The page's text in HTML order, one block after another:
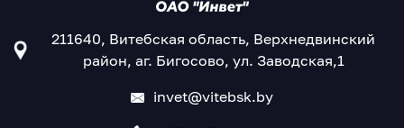
211640, Витебская область, Верхнедвинский
район, аг. Бигосово, ул. Заводская,1
invet@vitebsk.by